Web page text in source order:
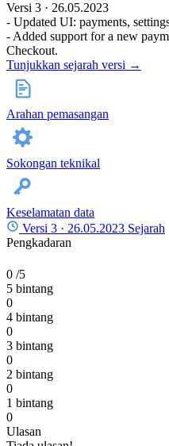
Versi 3 · 26.05.2023
- Updated UI: payments,
- Added support for a new
Checkout.
Tunjukkan sejarah versi →
Arahan pemasangan
Sokongan teknikal
Keselamatan data
Versi 3 · 26.05.2023 Sejarah
Pengkadaran
0 /5
5 bintang
0
4 bintang
0
3 bintang
0
2 bintang
0
1 bintang
0
Ulasan